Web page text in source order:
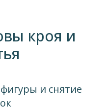
кроя и
и снятие